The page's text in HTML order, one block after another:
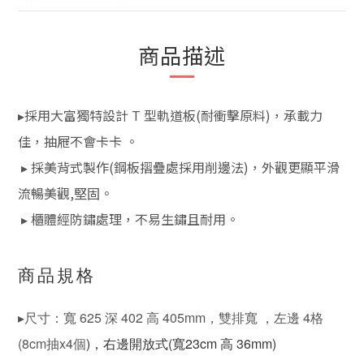
商品描述
▸採用大富獨特設計 T 型軌道板(耐衝擊原料)，承載力
佳，抽屜不會卡卡 。
▸ 採美背式製作(鋼板摺疊處採用削邊法)，外觀更顯平滑
流暢美觀,堅固。
▸ 櫃體經防鏽處理，不易生鏽且耐用。
商品規格
▸尺寸：寬 625 深 402 高 405mm，雙排寬 ，左邊 4格
(8cm抽x4個)，右邊開放式(寬23cm高 36mm)